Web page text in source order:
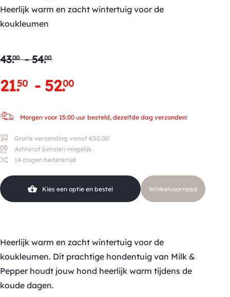
Heerlijk warm en zacht wintertuig voor de
koukleumen
43.00 -54.00
21.50 - 52.00
Morgen voor 15:00 uur besteld, dezelfde dag verzonden!
Gratis verzending vanaf €50,00*
Achteraf betalen mogelijk
14 dagen bedenktijd
Kies een optie en bestel Winkelvoorraad
Heerlijk warm en zacht wintertuig voor de
koukleumen. Dit prachtige hondentuig van Milk &
Pepper houdt jouw hond heerlijk warm tijdens de
koude dagen.